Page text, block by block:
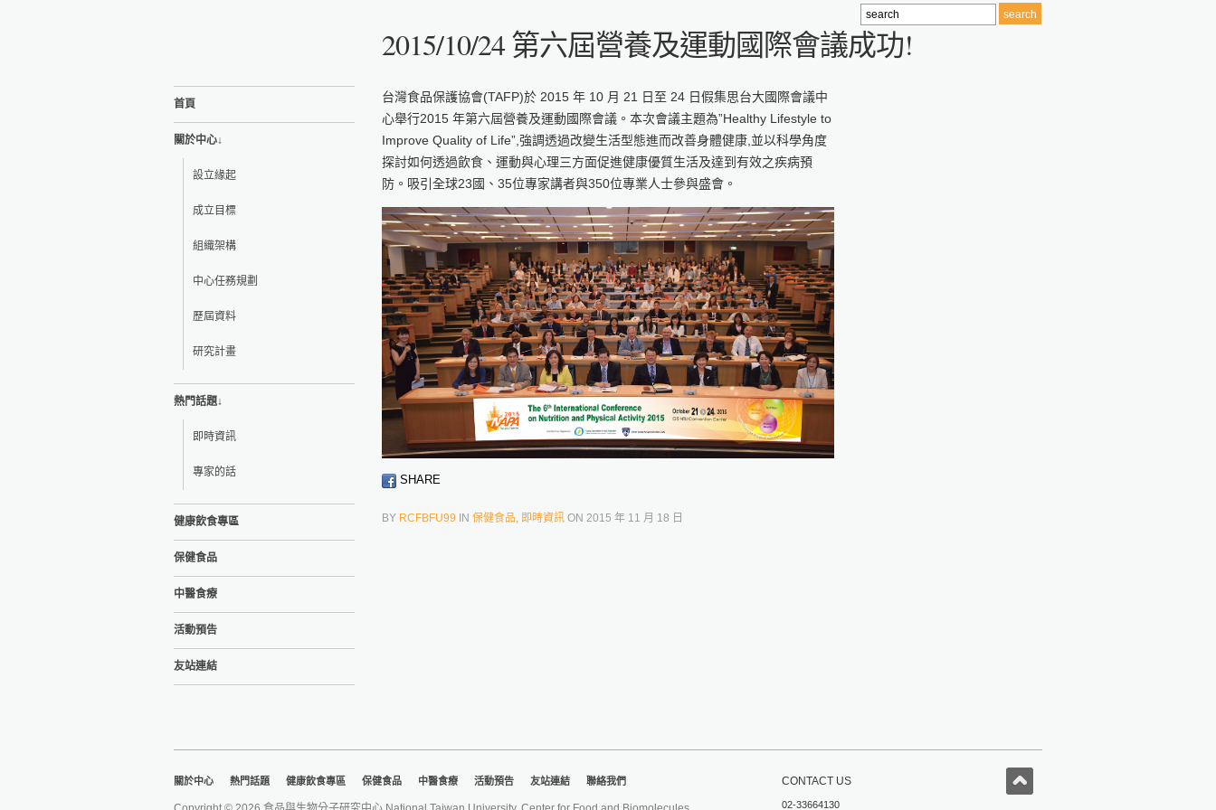
2015/10/24 第六屆營養及運動國際會議成功!
首頁
關於中心↓
設立緣起
成立目標
組織架構
中心任務規劃
歷屆資料
研究計畫
熱門話題↓
即時資訊
專家的話
健康飲食專區
保健食品
中醫食療
活動預告
友站連結
台灣食品保護協會(TAFP)於 2015 年 10 月 21 日至 24 日假集思台大國際會議中
心舉行2015 年第六屆營養及運動國際會議。本次會議主題為”Healthy Lifestyle to
Improve Quality of Life”,強調透過改變生活型態進而改善身體健康,並以科學角度
探討如何透過飲食、運動與心理三方面促進健康優質生活及達到有效之疾病預
防。吸引全球23國、35位專家講者與350位專業人士參與盛會。
SHARE
BY RCFBFU99 IN 保健食品, 即時資訊 ON 2015 年 11 月 18 日
CONTACT US
02-33664130
關於中心 熱門話題 健康飲食專區 保健食品 中醫食療 活動預告 友站連結 聯絡我們